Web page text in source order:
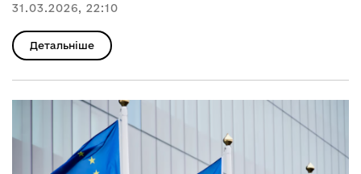
31.03.2026, 22:10
Детальніше